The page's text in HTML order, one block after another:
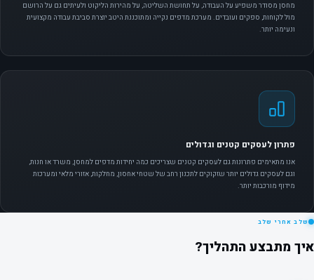
מחסן מסודר משפיע על העבודה, על תחושת השליטה, על מהירות הליקוט ולעיתים גם על הרושם
מול לקוחות, ספקים ועובדים. מערכת מדפים נקייה ומתוכננת היטב יוצרת סביבת עבודה מקצועית
ונעימה יותר.
פתרון לעסקים קטנים וגדולים
אנו מתאימים פתרונות גם לעסקים קטנים שצריכים כמה יחידות מדפים למחסן, משרד או חנות,
וגם לעסקים גדולים יותר שזקוקים לתכנון רחב של שטחי אחסון, מחלקות, אזורי מלאי ומערכות
מידוף מורכבות יותר.
שלב אחרי שלב
איך מתבצע התהליך?